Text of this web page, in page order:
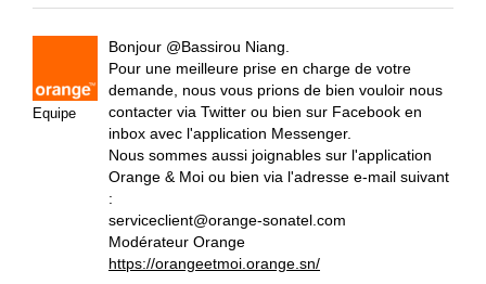
Equipe
Bonjour @Bassirou Niang.
Pour une meilleure prise en charge de votre
demande, nous vous prions de bien vouloir nous
contacter via Twitter ou bien sur Facebook en
inbox avec l'application Messenger.
Nous sommes aussi joignables sur l'application
Orange & Moi ou bien via l'adresse e-mail suivant
:
serviceclient@orange-sonatel.com
Modérateur Orange
https://orangeetmoi.orange.sn/